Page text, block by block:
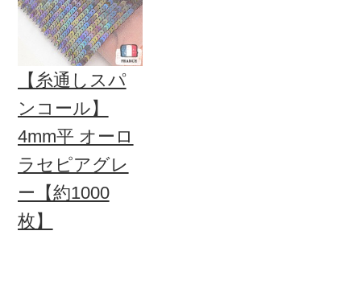
【糸通しスパ
ンコール】
4mm平 オーロ
ラセピアグレ
ー【約1000
枚】